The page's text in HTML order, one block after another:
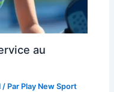
au
/ Par Play New Sport